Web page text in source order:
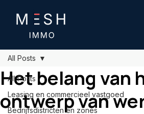
All Posts
Leasing en commercieel vastgoed
Bedrijfsdistricten en zones
All Posts
Het belang van
ontwerp van